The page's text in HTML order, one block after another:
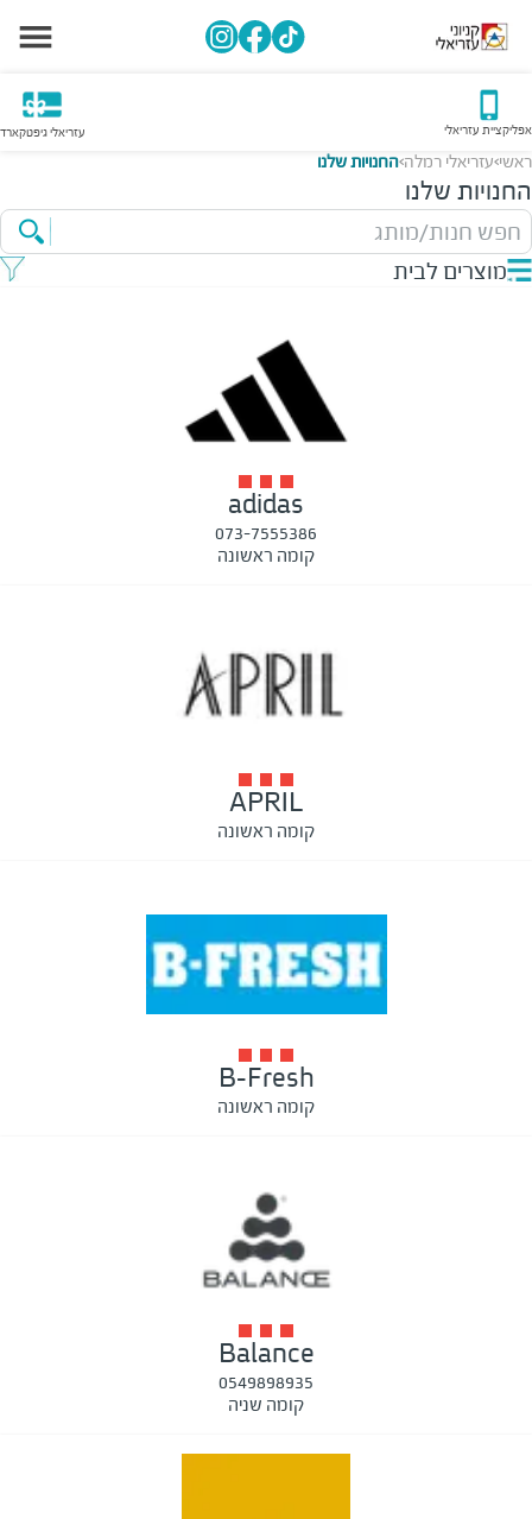
אפליקציית עזריאלי עזריאלי גיפטקארד
ראשי>עזריאלי רמלה>החנויות שלנו
החנויות שלנו
חפש חנות/מותג
מוצרים לבית
adidas
073-7555386
קומה ראשונה
APRIL
קומה ראשונה
B-Fresh
קומה ראשונה
Balance
0549898935
קומה שניה